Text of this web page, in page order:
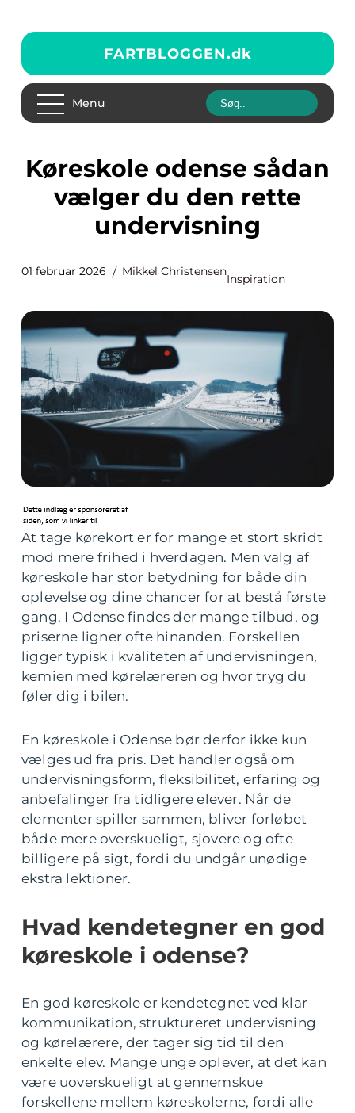
FARTBLOGGEN.dk
Menu
Køreskole odense sådan
vælger du den rette
undervisning
01 februar 2026 Mikkel Christensen
Inspiration
At tage kørekort er for mange et stort skridt
mod mere frihed i hverdagen. Men valg af
køreskole har stor betydning for både din
oplevelse og dine chancer for at bestå første
gang. I Odense findes der mange tilbud, og
priserne ligner ofte hinanden. Forskellen
ligger typisk i kvaliteten af undervisningen,
kemien med kørelæreren og hvor tryg du
føler dig i bilen.
En køreskole i Odense bør derfor ikke kun
vælges ud fra pris. Det handler også om
undervisningsform, fleksibilitet, erfaring og
anbefalinger fra tidligere elever. Når de
elementer spiller sammen, bliver forløbet
både mere overskueligt, sjovere og ofte
billigere på sigt, fordi du undgår unødige
ekstra lektioner.
Hvad kendetegner en god
køreskole i odense?
En god køreskole er kendetegnet ved klar
kommunikation, struktureret undervisning
og kørelærere, der tager sig tid til den
enkelte elev. Mange unge oplever, at det kan
være uoverskueligt at gennemskue
forskellene mellem køreskolerne, fordi alle